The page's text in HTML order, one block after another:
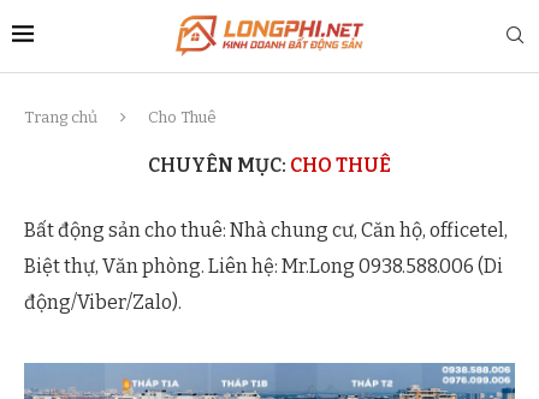
Trang chủ Cho Thuê
CHUYÊN MỤC: CHO THUÊ
Bất động sản cho thuê: Nhà chung cư, Căn hộ, officetel,
Biệt thự, Văn phòng. Liên hệ: Mr.Long 0938.588.006 (Di
động/Viber/Zalo).